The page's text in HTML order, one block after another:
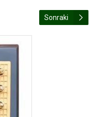
Sonraki